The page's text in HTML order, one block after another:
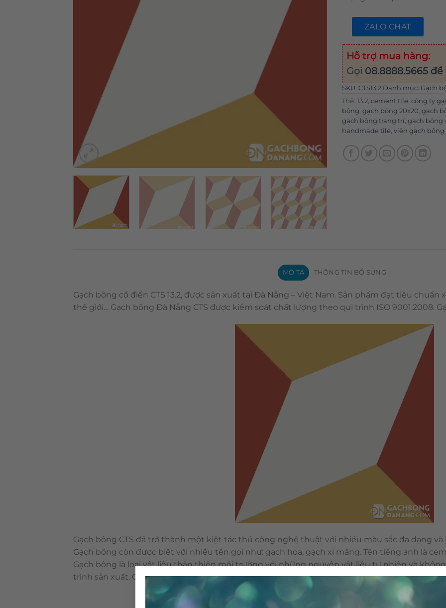
ZALO CHAT
Hỗ trợ mua hàng:
Gọi 08.8888.5665 để
SKU: CTS13.2 Danh mục: Gạch
Thẻ: 13.2, cement tile, công ty
bông, gạch bông 20x20, gạch
gạch bông trang trí, gạch bông
handmade tile, viên gạch bông
MÔ TẢ THÔNG TIN BỔ SUNG
Gạch bông cổ điển CTS 13.2, được sản xuất tại Đà Nẵng – Việt Nam. Sản phẩm đạt tiêu
thế giới… Gạch bông Đà Nẵng CTS được kiểm soát chất lượng theo qui trình ISO 9001:2008.
Gạch bông CTS đã trở thành một kiệt tác thủ công nghệ thuật với nhiều màu sắc đa dạng và
Gạch bông còn được biết với nhiều tên gọi như: gạch hoa, gạch xi măng. Tên tiếng anh là
Gạch bông là loại vật liệu thân thiện môi trường với những nguyên vật liệu tự nhiên và
trình sản xuất. Cấu tạo & qui trình nên viên gạch bông được sản xuất thủ công không gây ra